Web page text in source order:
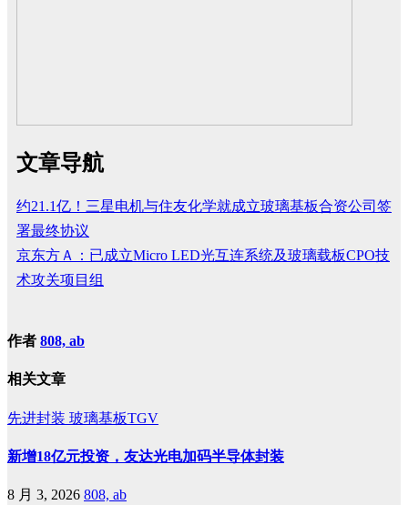
文章导航
约21.1亿！三星电机与住友化学就成立玻璃基板合资公司签
署最终协议
京东方Ａ：已成立Micro LED光互连系统及玻璃载板CPO技
术攻关项目组
作者 808, ab
相关文章
先进封装 玻璃基板TGV
新增18亿元投资，友达光电加码半导体封装
8 月 3, 2026 808, ab